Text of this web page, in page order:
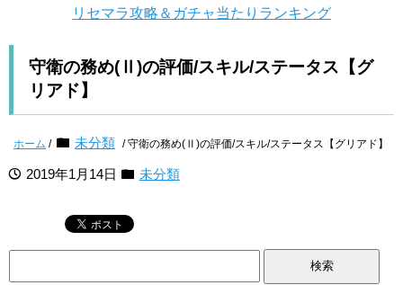
リセマラ攻略＆ガチャ当たりランキング
守衛の務め(Ⅱ)の評価/スキル/ステータス【グ
リアド】
ホーム / 未分類 / 守衛の務め(Ⅱ)の評価/スキル/ステータス【グリアド】
2019年1月14日 未分類